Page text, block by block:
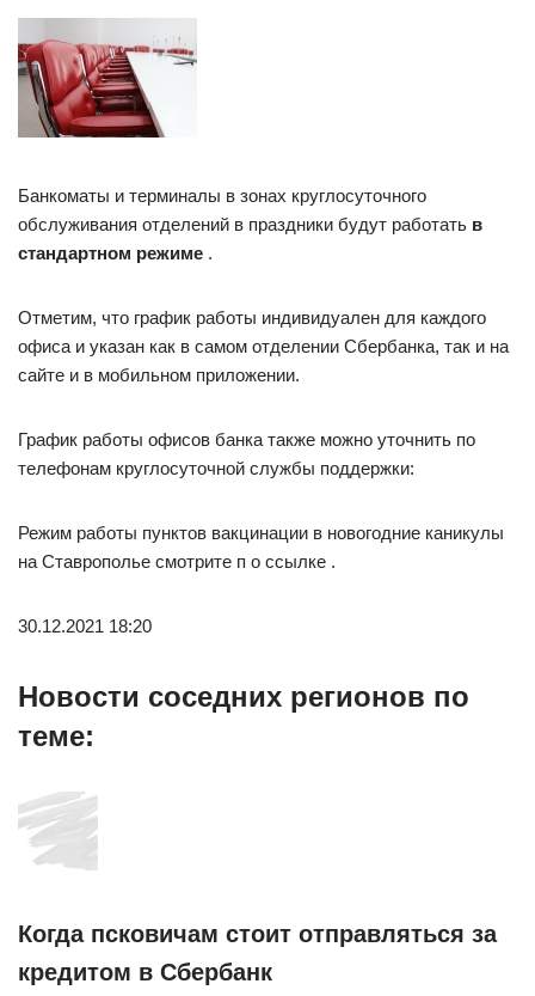
Банкоматы и терминалы в зонах круглосуточного
обслуживания отделений в праздники будут работать в
стандартном режиме .
Отметим, что график работы индивидуален для каждого
офиса и указан как в самом отделении Сбербанка, так и на
сайте и в мобильном приложении.
График работы офисов банка также можно уточнить по
телефонам круглосуточной службы поддержки:
Режим работы пунктов вакцинации в новогодние каникулы
на Ставрополье смотрите п о ссылке .
30.12.2021 18:20
Новости соседних регионов по
теме:
Когда псковичам стоит отправляться за
кредитом в Сбербанк